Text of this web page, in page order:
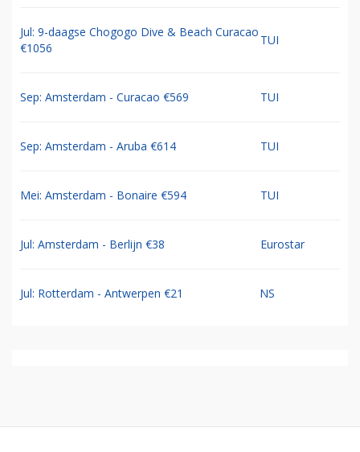
Jul: 9-daagse Chogogo Dive & Beach Curacao
€1056
TUI
Sep: Amsterdam - Curacao €569 TUI
Sep: Amsterdam - Aruba €614 TUI
Mei: Amsterdam - Bonaire €594 TUI
Jul: Amsterdam - Berlijn €38 Eurostar
Jul: Rotterdam - Antwerpen €21 NS